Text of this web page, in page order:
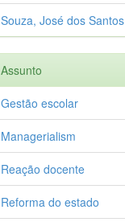
Souza, José dos Santos
Assunto
Gestão escolar
Managerialism
Reação docente
Reforma do estado